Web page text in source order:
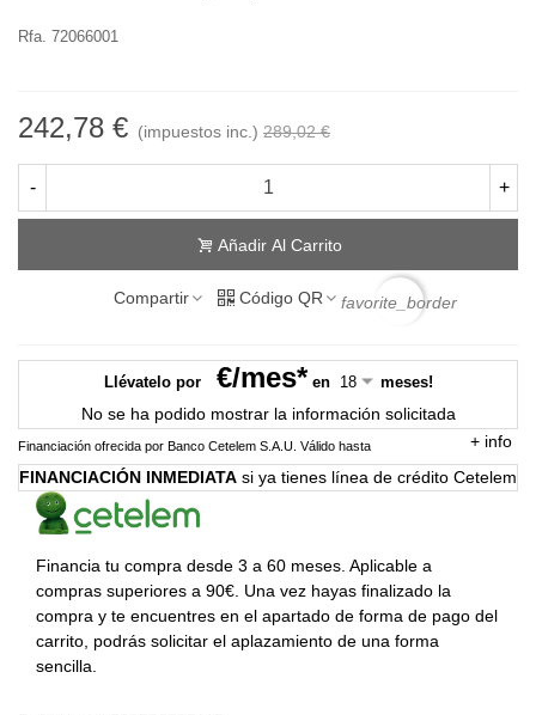
Rfa. 72066001
242,78 € (impuestos inc.) 289,02 €
- +
Añadir Al Carrito
Compartir Código QR favorite_border
Llévatelo por €/mes*en meses!
No se ha podido mostrar la información solicitada
Financiación ofrecida por Banco Cetelem S.A.U. Válido hasta + info
FINANCIACIÓN INMEDIATA si ya tienes línea de crédito Cetelem
Financia tu compra desde 3 a 60 meses. Aplicable a
compras superiores a 90€. Una vez hayas finalizado la
compra y te encuentres en el apartado de forma de pago del
carrito, podrás solicitar el aplazamiento de una forma
sencilla.